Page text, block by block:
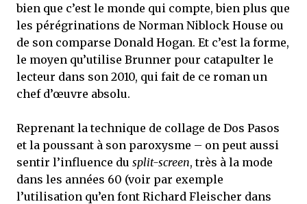
bien que c’est le monde qui compte, bien plus que
les pérégrinations de Norman Niblock House ou
de son comparse Donald Hogan. Et c’est la forme,
le moyen qu’utilise Brunner pour catapulter le
lecteur dans son 2010, qui fait de ce roman un
chef d’œuvre absolu.
Reprenant la technique de collage de Dos Pasos
et la poussant à son paroxysme – on peut aussi
sentir l’influence du split-screen, très à la mode
dans les années 60 (voir par exemple
l’utilisation qu’en font Richard Fleischer dans